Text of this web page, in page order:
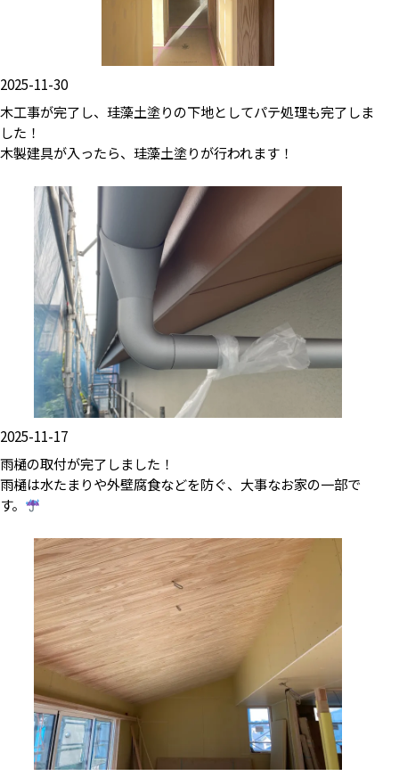
2025-11-30
木工事が完了し、珪藻土塗りの下地としてパテ処理も完了しま
した！
木製建具が入ったら、珪藻土塗りが行われます！
2025-11-17
雨樋の取付が完了しました！
雨樋は水たまりや外壁腐食などを防ぐ、大事なお家の一部で
す。